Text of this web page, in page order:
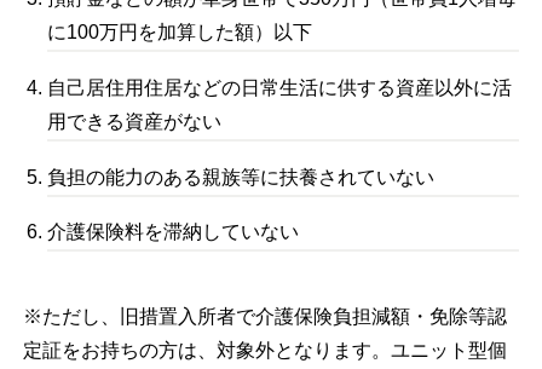
に100万円を加算した額）以下
自己居住用住居などの日常生活に供する資産以外に活
用できる資産がない
負担の能力のある親族等に扶養されていない
介護保険料を滞納していない
※ただし、旧措置入所者で介護保険負担減額・免除等認
定証をお持ちの方は、対象外となります。ユニット型個